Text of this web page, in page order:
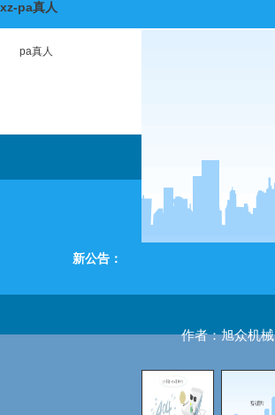
xz-pa真人
pa真人
新公告：
作者：旭众机械